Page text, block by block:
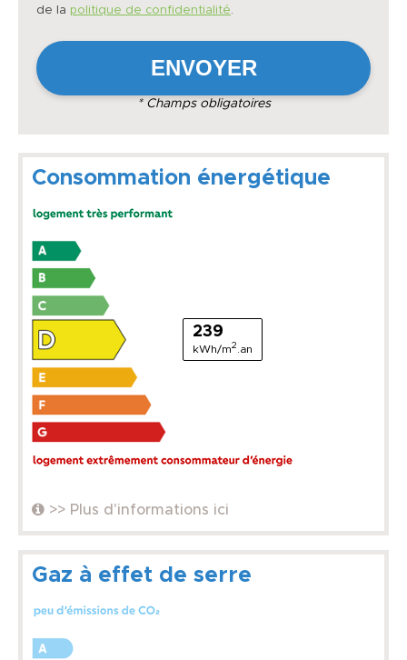
de la politique de confidentialité.
* Champs obligatoires
Consommation énergétique
239
kWh/m2 .an
>> Plus d'informations ici
Gaz à effet de serre